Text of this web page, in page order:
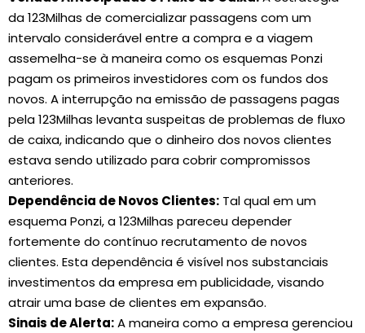
da 123Milhas de comercializar passagens com um
intervalo considerável entre a compra e a viagem
assemelha-se à maneira como os esquemas Ponzi
pagam os primeiros investidores com os fundos dos
novos. A interrupção na emissão de passagens pagas
pela 123Milhas levanta suspeitas de problemas de fluxo
de caixa, indicando que o dinheiro dos novos clientes
estava sendo utilizado para cobrir compromissos
anteriores.
Dependência de Novos Clientes: Tal qual em um
esquema Ponzi, a 123Milhas pareceu depender
fortemente do contínuo recrutamento de novos
clientes. Esta dependência é visível nos substanciais
investimentos da empresa em publicidade, visando
atrair uma base de clientes em expansão.
Sinais de Alerta:A maneira como a empresa gerenciou